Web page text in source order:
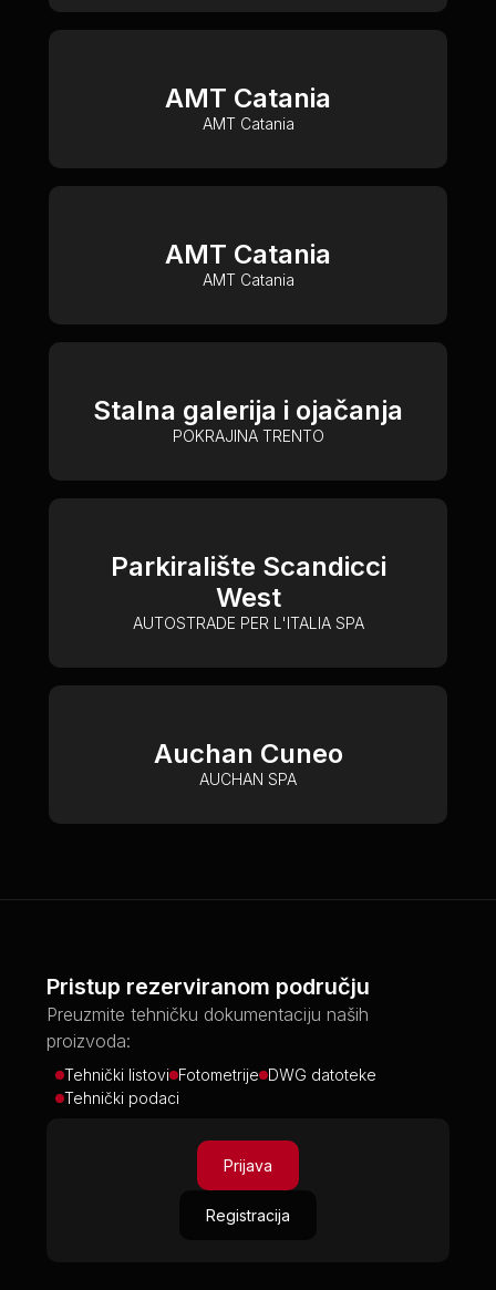
AMT Catania
AMT Catania
AMT Catania
AMT Catania
Stalna galerija i ojačanja
POKRAJINA TRENTO
Parkiralište Scandicci
West
AUTOSTRADE PER L'ITALIA SPA
Auchan Cuneo
AUCHAN SPA
Pristup rezerviranom području
Preuzmite tehničku dokumentaciju naših
proizvoda:
Tehnički listovi Fotometrije DWG datoteke
Tehnički podaci
Prijava
Registracija